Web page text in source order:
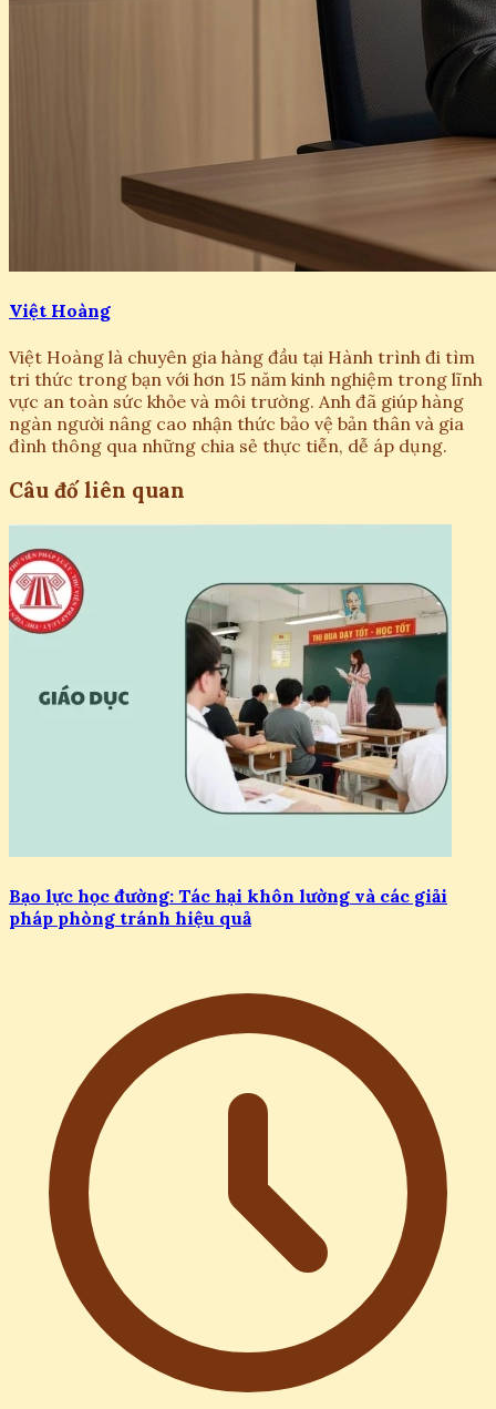
Việt Hoàng
Việt Hoàng là chuyên gia hàng đầu tại Hành trình đi tìm
tri thức trong bạn với hơn 15 năm kinh nghiệm trong lĩnh
vực an toàn sức khỏe và môi trường. Anh đã giúp hàng
ngàn người nâng cao nhận thức bảo vệ bản thân và gia
đình thông qua những chia sẻ thực tiễn, dễ áp dụng.
Câu đố liên quan
Bạo lực học đường: Tác hại khôn lường và các giải
pháp phòng tránh hiệu quả